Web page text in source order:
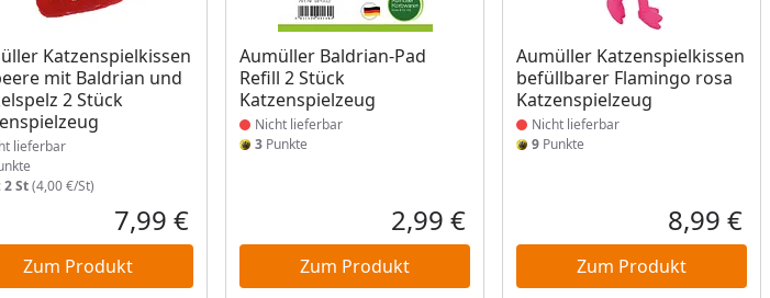
Katzenspielkissen
mit Baldrian und
2 Stück
nicht lieferbar
lieferbar
2 St(4,00 €/St)
Aktueller Preis
7,99 €
Zum Produkt
Aumüller Baldrian-Pad
Refill 2 Stück
Katzenspielzeug
Produkt nicht lieferbar
Nicht lieferbar
3 Punkte
Aktueller Preis
2,99 €
Zum Produkt
Aumüller Katzenspielkissen
befüllbarer Flamingo rosa
Katzenspielzeug
Produkt nicht lieferbar
Nicht lieferbar
9 Punkte
8,99 €
Zum Produkt